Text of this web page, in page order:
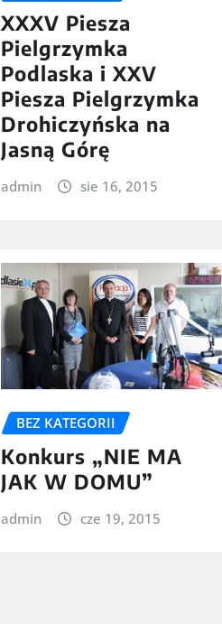
XXXV Piesza
Pielgrzymka
Podlaska i XXV
Piesza Pielgrzymka
Drohiczyńska na
Jasną Górę
admin sie 16, 2015
BEZ KATEGORII
Konkurs „NIE MA
JAK W DOMU”
admin cze 19, 2015